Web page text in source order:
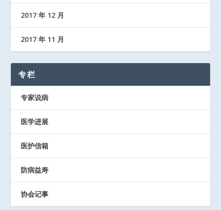
2017 年 12 月
2017 年 11 月
专栏
专家说病
医学进展
医护信箱
防病益寿
协会记事